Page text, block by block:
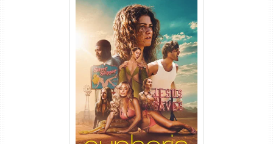
Euphoria 3ª Temporada
Torrent (2026) WEB-DL 1080p
Dual Áudio